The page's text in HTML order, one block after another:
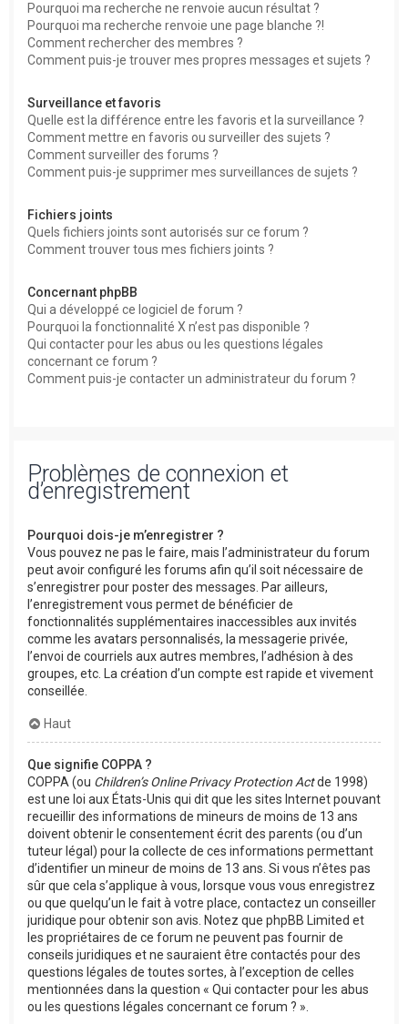
Pourquoi ma recherche ne renvoie aucun résultat ?
Pourquoi ma recherche renvoie une page blanche ?!
Comment rechercher des membres ?
Comment puis-je trouver mes propres messages et sujets ?
Surveillance et favoris
Quelle est la différence entre les favoris et la surveillance ?
Comment mettre en favoris ou surveiller des sujets ?
Comment surveiller des forums ?
Comment puis-je supprimer mes surveillances de sujets ?
Fichiers joints
Quels fichiers joints sont autorisés sur ce forum ?
Comment trouver tous mes fichiers joints ?
Concernant phpBB
Qui a développé ce logiciel de forum ?
Pourquoi la fonctionnalité X n’est pas disponible ?
Qui contacter pour les abus ou les questions légales
concernant ce forum ?
Comment puis-je contacter un administrateur du forum ?
Problèmes de connexion et
d’enregistrement
Pourquoi dois-je m’enregistrer ?
Vous pouvez ne pas le faire, mais l’administrateur du forum
peut avoir configuré les forums afin qu’il soit nécessaire de
s’enregistrer pour poster des messages. Par ailleurs,
l’enregistrement vous permet de bénéficier de
fonctionnalités supplémentaires inaccessibles aux invités
comme les avatars personnalisés, la messagerie privée,
l’envoi de courriels aux autres membres, l’adhésion à des
groupes, etc. La création d’un compte est rapide et vivement
conseillée.
Haut
Que signifie COPPA ?
COPPA (ou Children’s Online Privacy Protection Actde 1998)
est une loi aux États-Unis qui dit que les sites Internet pouvant
recueillir des informations de mineurs de moins de 13 ans
doivent obtenir le consentement écrit des parents (ou d’un
tuteur légal) pour la collecte de ces informations permettant
d’identifier un mineur de moins de 13 ans. Si vous n’êtes pas
sûr que cela s’applique à vous, lorsque vous vous enregistrez
ou que quelqu’un le fait à votre place, contactez un conseiller
juridique pour obtenir son avis. Notez que phpBB Limited et
les propriétaires de ce forum ne peuvent pas fournir de
conseils juridiques et ne sauraient être contactés pour des
questions légales de toutes sortes, à l’exception de celles
mentionnées dans la question « Qui contacter pour les abus
ou les questions légales concernant ce forum ? ».